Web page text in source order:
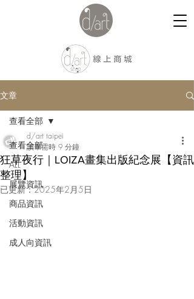
文章
查看全部
ALL
展覽資訊
商品資訊
活動資訊
成人向資訊
查看全部
狂草夜行｜LOIZA畫集出版紀念展【資訊
整理】
d/art taipei
讀畢需時 9 分鐘
已更新：2025年2月5日